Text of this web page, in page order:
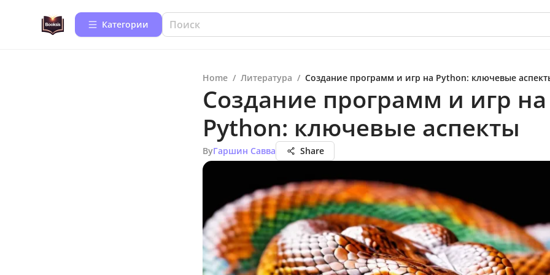
Категории
Home / Литература / Создание программ и игр на Python: ключевые
Создание программ и игр на
Python: ключевые аспекты
ByГаршин Савва Share